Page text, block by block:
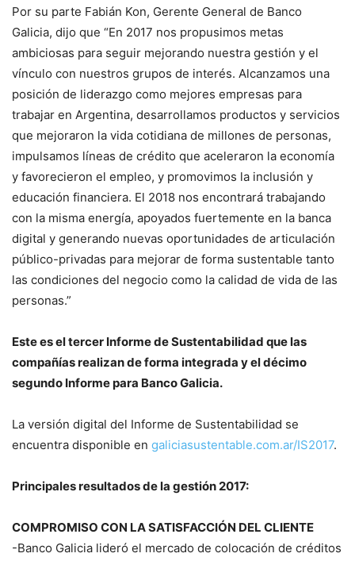
Por su parte Fabián Kon, Gerente General de Banco
Galicia, dijo que “En 2017 nos propusimos metas
ambiciosas para seguir mejorando nuestra gestión y el
vínculo con nuestros grupos de interés. Alcanzamos una
posición de liderazgo como mejores empresas para
trabajar en Argentina, desarrollamos productos y servicios
que mejoraron la vida cotidiana de millones de personas,
impulsamos líneas de crédito que aceleraron la economía
y favorecieron el empleo, y promovimos la inclusión y
educación financiera. El 2018 nos encontrará trabajando
con la misma energía, apoyados fuertemente en la banca
digital y generando nuevas oportunidades de articulación
público-privadas para mejorar de forma sustentable tanto
las condiciones del negocio como la calidad de vida de las
personas.”
Este es el tercer Informe de Sustentabilidad que las
compañías realizan de forma integrada y el décimo
segundo Informe para Banco Galicia.
La versión digital del Informe de Sustentabilidad se
encuentra disponible en galiciasustentable.com.ar/IS2017.
Principales resultados de la gestión 2017:
COMPROMISO CON LA SATISFACCIÓN DEL CLIENTE
-Banco Galicia lideró el mercado de colocación de créditos